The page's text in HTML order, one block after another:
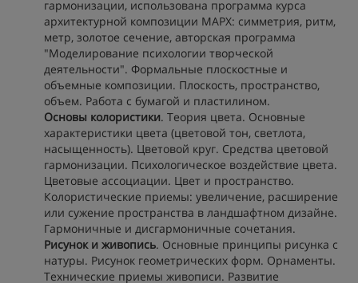
гармонизации, использована программа курса
архитектурной композиции МАРХ: симметрия, ритм,
метр, золотое сечение, авторская программа
"Моделирование психологии творческой
деятельности". Формальные плоскостные и
объемные композиции. Плоскость, пространство,
объем. Работа с бумагой и пластилином.
Основы колористики. Теория цвета. Основные
характеристики цвета (цветовой тон, светлота,
насыщенность). Цветовой круг. Средства цветовой
гармонизации. Психологическое воздействие цвета.
Цветовые ассоциации. Цвет и пространство.
Колористические приемы: увеличение, расширение
или сужение пространства в ландшафтном дизайне.
Гармоничные и дисгармоничные сочетания.
Рисунок и живопись. Основные принципы рисунка с
натуры. Рисунок геометрических форм. Орнаменты.
Технические приемы живописи. Развитие